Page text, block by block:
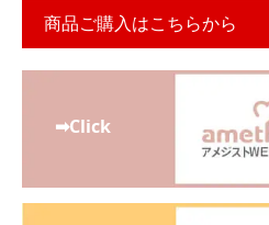
商品ご購入はこちらから
➡Click